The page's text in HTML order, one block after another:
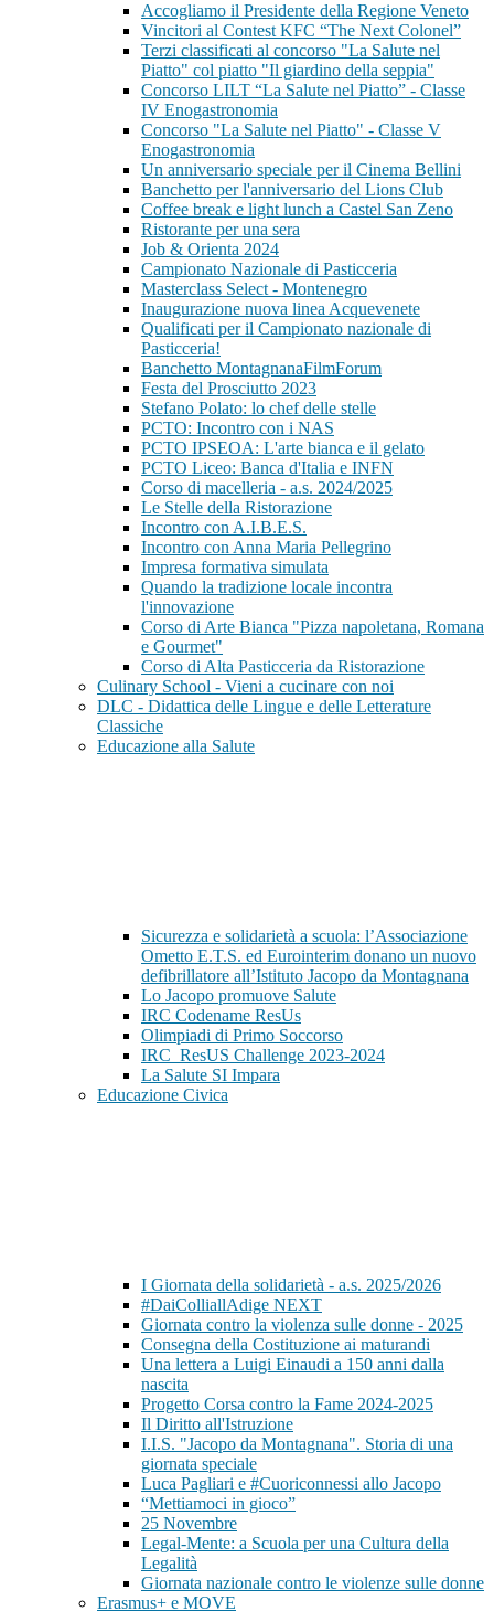
Accogliamo il Presidente della Regione Veneto
Vincitori al Contest KFC “The Next Colonel”
Terzi classificati al concorso "La Salute nel
Piatto" col piatto "Il giardino della seppia"
Concorso LILT “La Salute nel Piatto” - Classe
IV Enogastronomia
Concorso "La Salute nel Piatto" - Classe V
Enogastronomia
Un anniversario speciale per il Cinema Bellini
Banchetto per l'anniversario del Lions Club
Coffee break e light lunch a Castel San Zeno
Ristorante per una sera
Job & Orienta 2024
Campionato Nazionale di Pasticceria
Masterclass Select - Montenegro
Inaugurazione nuova linea Acquevenete
Qualificati per il Campionato nazionale di
Pasticceria!
Banchetto MontagnanaFilmForum
Festa del Prosciutto 2023
Stefano Polato: lo chef delle stelle
PCTO: Incontro con i NAS
PCTO IPSEOA: L'arte bianca e il gelato
PCTO Liceo: Banca d'Italia e INFN
Corso di macelleria - a.s. 2024/2025
Le Stelle della Ristorazione
Incontro con A.I.B.E.S.
Incontro con Anna Maria Pellegrino
Impresa formativa simulata
Quando la tradizione locale incontra
l'innovazione
Corso di Arte Bianca "Pizza napoletana, Romana
e Gourmet"
Corso di Alta Pasticceria da Ristorazione
Culinary School - Vieni a cucinare con noi
DLC - Didattica delle Lingue e delle Letterature
Classiche
Educazione alla Salute
Sicurezza e solidarietà a scuola: l’Associazione
Ometto E.T.S. ed Eurointerim donano un nuovo
defibrillatore all’Istituto Jacopo da Montagnana
Lo Jacopo promuove Salute
IRC Codename ResUs
Olimpiadi di Primo Soccorso
IRC_ResUS Challenge 2023-2024
La Salute SI Impara
Educazione Civica
I Giornata della solidarietà - a.s. 2025/2026
#DaiColliallAdige NEXT
Giornata contro la violenza sulle donne - 2025
Consegna della Costituzione ai maturandi
Una lettera a Luigi Einaudi a 150 anni dalla
nascita
Progetto Corsa contro la Fame 2024-2025
Il Diritto all'Istruzione
I.I.S. "Jacopo da Montagnana". Storia di una
giornata speciale
Luca Pagliari e #Cuoriconnessi allo Jacopo
“Mettiamoci in gioco”
25 Novembre
Legal-Mente: a Scuola per una Cultura della
Legalità
Giornata nazionale contro le violenze sulle donne
Erasmus+ e MOVE